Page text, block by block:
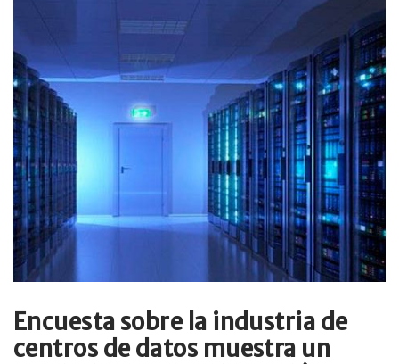
Encuesta sobre la industria de
centros de datos muestra un